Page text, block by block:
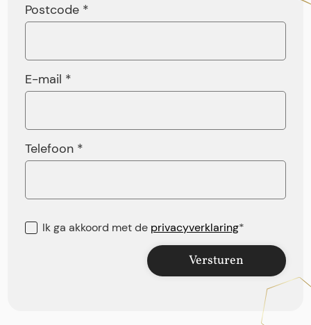
Postcode *
E-mail *
Telefoon *
Ik ga akkoord met de privacyverklaring*
Versturen